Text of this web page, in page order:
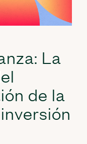
La
de la